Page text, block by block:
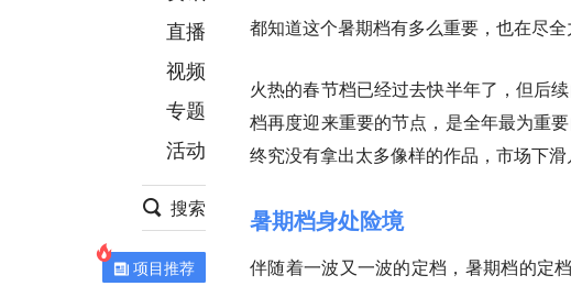
推荐
财经
项目推荐
安徽
直播
视频
专题
活动
搜索
项目推荐
都知道这个暑期档有多么重要，也在尽
火热的春节档已经过去快半年了，但后
档再度迎来重要的节点，是全年最为重
终究没有拿出太多像样的作品，市场下滑
暑期档身处险境
伴随着一波又一波的定档，暑期档的定